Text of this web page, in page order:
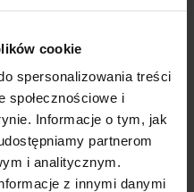
cookie
spersonalizowania treści
społecznościowe i
Informacje o tym, jak
partnerom
i analitycznym.
z innymi danymi